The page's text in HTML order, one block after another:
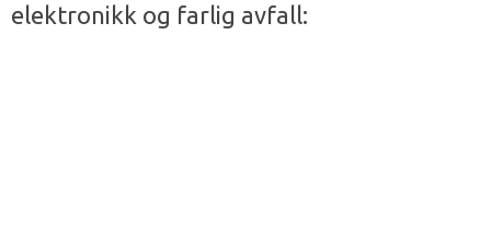
elektronikk og farlig avfall: